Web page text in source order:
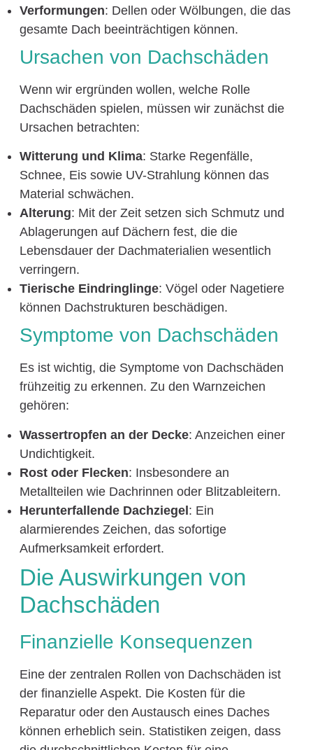
Verformungen: Dellen oder Wölbungen, die das
gesamte Dach beeinträchtigen können.
Ursachen von Dachschäden
Wenn wir ergründen wollen, welche Rolle
Dachschäden spielen, müssen wir zunächst die
Ursachen betrachten:
Witterung und Klima: Starke Regenfälle,
Schnee, Eis sowie UV-Strahlung können das
Material schwächen.
Alterung: Mit der Zeit setzen sich Schmutz und
Ablagerungen auf Dächern fest, die die
Lebensdauer der Dachmaterialien wesentlich
verringern.
Tierische Eindringlinge: Vögel oder Nagetiere
können Dachstrukturen beschädigen.
Symptome von Dachschäden
Es ist wichtig, die Symptome von Dachschäden
frühzeitig zu erkennen. Zu den Warnzeichen
gehören:
Wassertropfen an der Decke: Anzeichen einer
Undichtigkeit.
Rost oder Flecken: Insbesondere an
Metallteilen wie Dachrinnen oder Blitzableitern.
Herunterfallende Dachziegel: Ein
alarmierendes Zeichen, das sofortige
Aufmerksamkeit erfordert.
Die Auswirkungen von
Dachschäden
Finanzielle Konsequenzen
Eine der zentralen Rollen von Dachschäden ist
der finanzielle Aspekt. Die Kosten für die
Reparatur oder den Austausch eines Daches
können erheblich sein. Statistiken zeigen, dass